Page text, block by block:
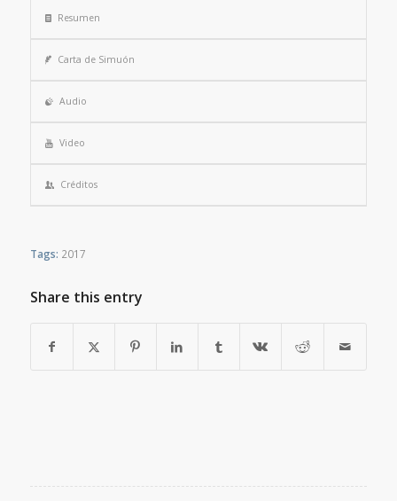
Resumen
Carta de Simuón
Audio
Video
Créditos
Tags: 2017
Share this entry